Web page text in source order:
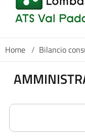
Home / Bilancio